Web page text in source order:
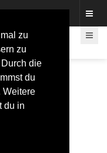
zu
zu
die
du
Weitere
du in